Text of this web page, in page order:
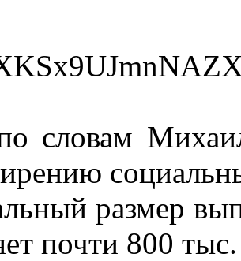
словам
размер
почти 800